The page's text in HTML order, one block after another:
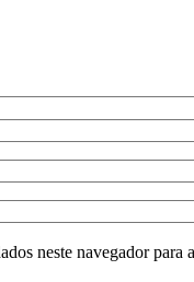
neste navegador para